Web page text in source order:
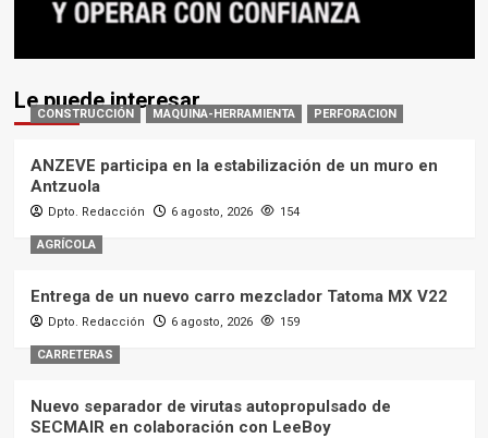
Le puede interesar
CONSTRUCCIÓN MAQUINA-HERRAMIENTA PERFORACION
ANZEVE participa en la estabilización de un muro en
Antzuola
Dpto. Redacción 6 agosto, 2026 154
AGRÍCOLA
Entrega de un nuevo carro mezclador Tatoma MX V22
Dpto. Redacción 6 agosto, 2026 159
CARRETERAS
Nuevo separador de virutas autopropulsado de
SECMAIR en colaboración con LeeBoy